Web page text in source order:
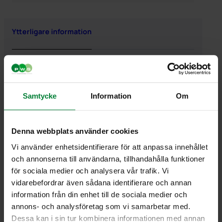
Samtycke Information Om
Denna webbplats använder cookies
Vi använder enhetsidentifierare för att anpassa innehållet
och annonserna till användarna, tillhandahålla funktioner
för sociala medier och analysera vår trafik. Vi
vidarebefordrar även sådana identifierare och annan
information från din enhet till de sociala medier och
annons- och analysföretag som vi samarbetar med.
Dessa kan i sin tur kombinera informationen med annan
Ytterligare information
Ytterligare information
PWS Nordic
effektiva,
genomtänkta
och väl
Media
Dokumentbibliotek
Bildbank
Filmer
Forum
Information
Om PWS
Policy/Riktlinjer
Personuppgifter